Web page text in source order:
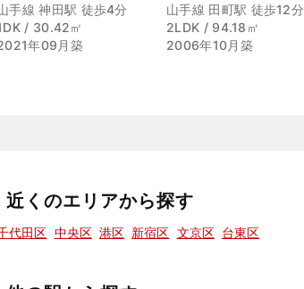
手線 神田駅 徒歩4分
/ 30.42㎡
年09月築
山手線 田町駅 徒歩12分
2LDK / 94.18㎡
2006年10月築
近くのエリアから探す
代田区 中央区 港区 新宿区 文京区 台東区